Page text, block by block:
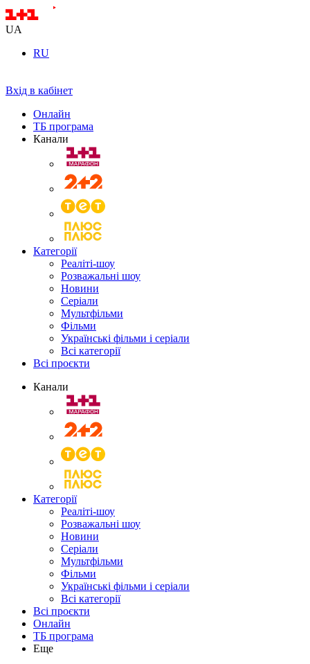
UA
RU
Вхід в кабінет
Онлайн
ТБ програма
Канали
Категорії
Реаліті-шоу
Розважальні шоу
Новини
Серіали
Мультфільми
Фільми
Українські фільми і серіали
Всі категорії
Всі проєкти
Канали
Категорії
Реаліті-шоу
Розважальні шоу
Новини
Серіали
Мультфільми
Фільми
Українські фільми і серіали
Всі категорії
Всі проєкти
Онлайн
ТБ програма
Еще